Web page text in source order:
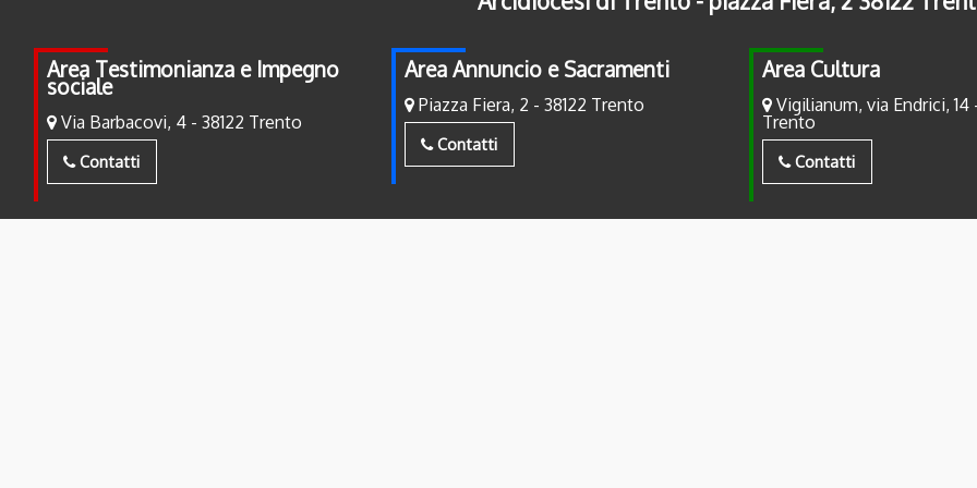
Area Testimonianza e Impegno
sociale
Via Barbacovi, 4 - 38122 Trento
Contatti
Area Annuncio e Sacramenti
Piazza Fiera, 2 - 38122 Trento
Contatti
Area Cultura
Vigilianum, via Endrici, 14
Trento
Contatti